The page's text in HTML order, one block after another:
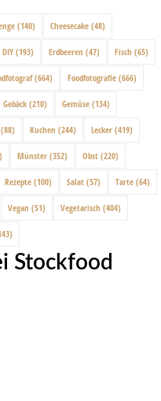
(140) Cheesecake (48)
DIY (193) Erdbeeren (47) Fisch (65)
(664) Foodfotografie (666)
Gebäck (210) Gemüse (134)
(88) Kuchen (244) Lecker (419)
Münster (352) Obst (220)
Rezepte (100) Salat (57) Tarte (64)
Vegan (51) Vegetarisch (404)
Stockfood